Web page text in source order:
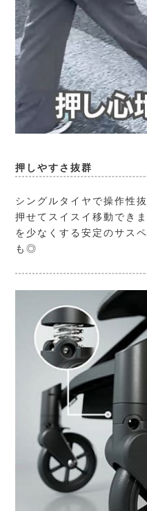
押しやすさ抜群
シングルタイヤで操作性
押せてスイスイ移動でき
を少なくする安定のサス
も◎